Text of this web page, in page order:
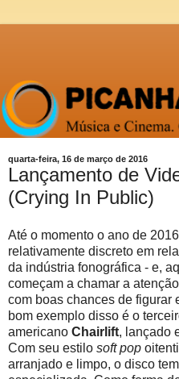
quarta-feira, 16 de março de 2016
Lançamento de
(Crying In Public)
Até o momento o ano de
relativamente discreto em
da indústria fonográfica - e,
começam a chamar a
com boas chances de figurar
bom exemplo disso é o
americano Chairlift, lançado
Com seu estilo soft pop
arranjado e limpo, o disco